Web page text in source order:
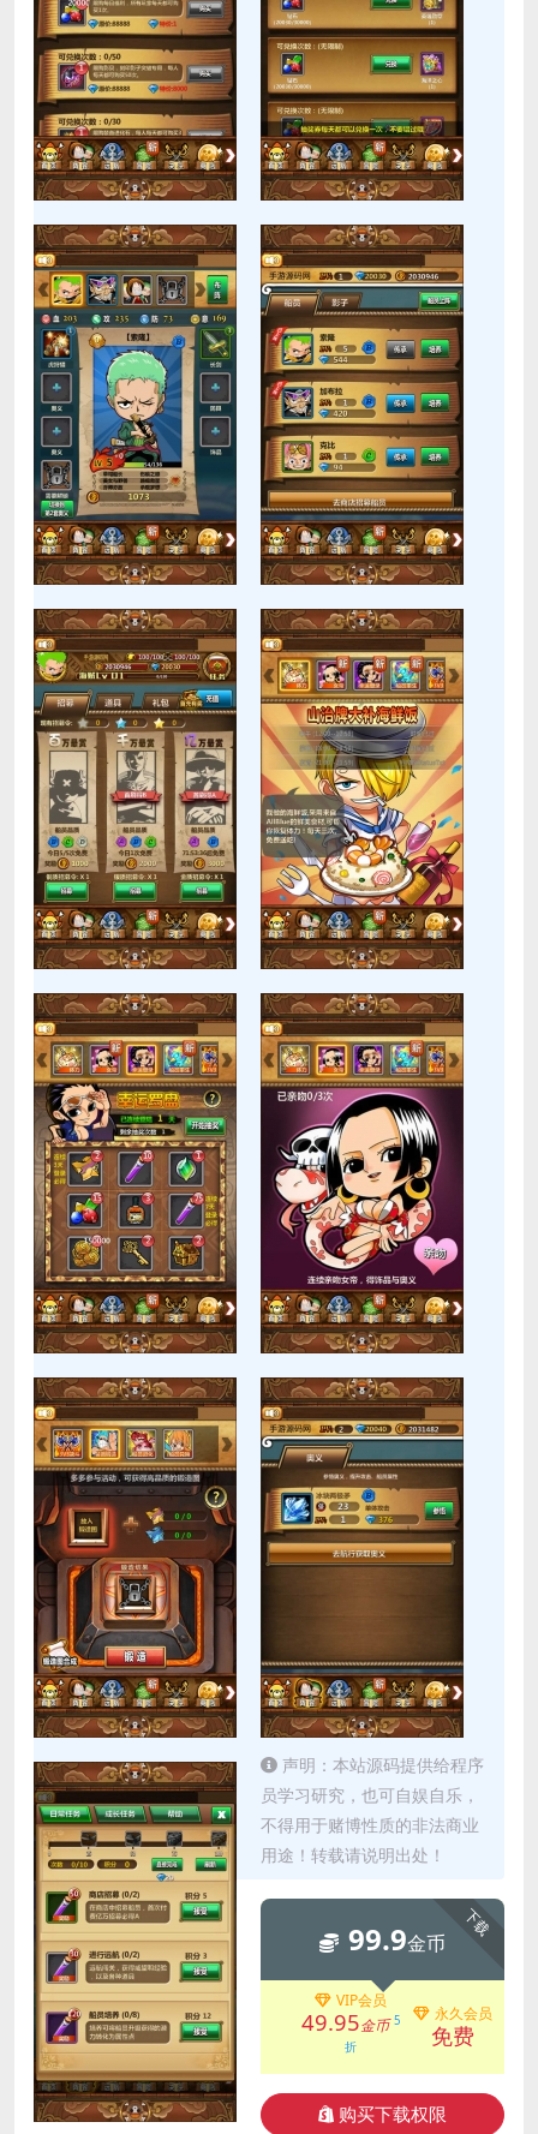
声明：本站源码提供给程序
员学习研究，也可自娱自乐，
不得用于赌博性质的非法商业
用途！转载请说明出处！
下载
99.9金币
VIP会员
49.95金币 5
折
永久会员
免费
购买下载权限